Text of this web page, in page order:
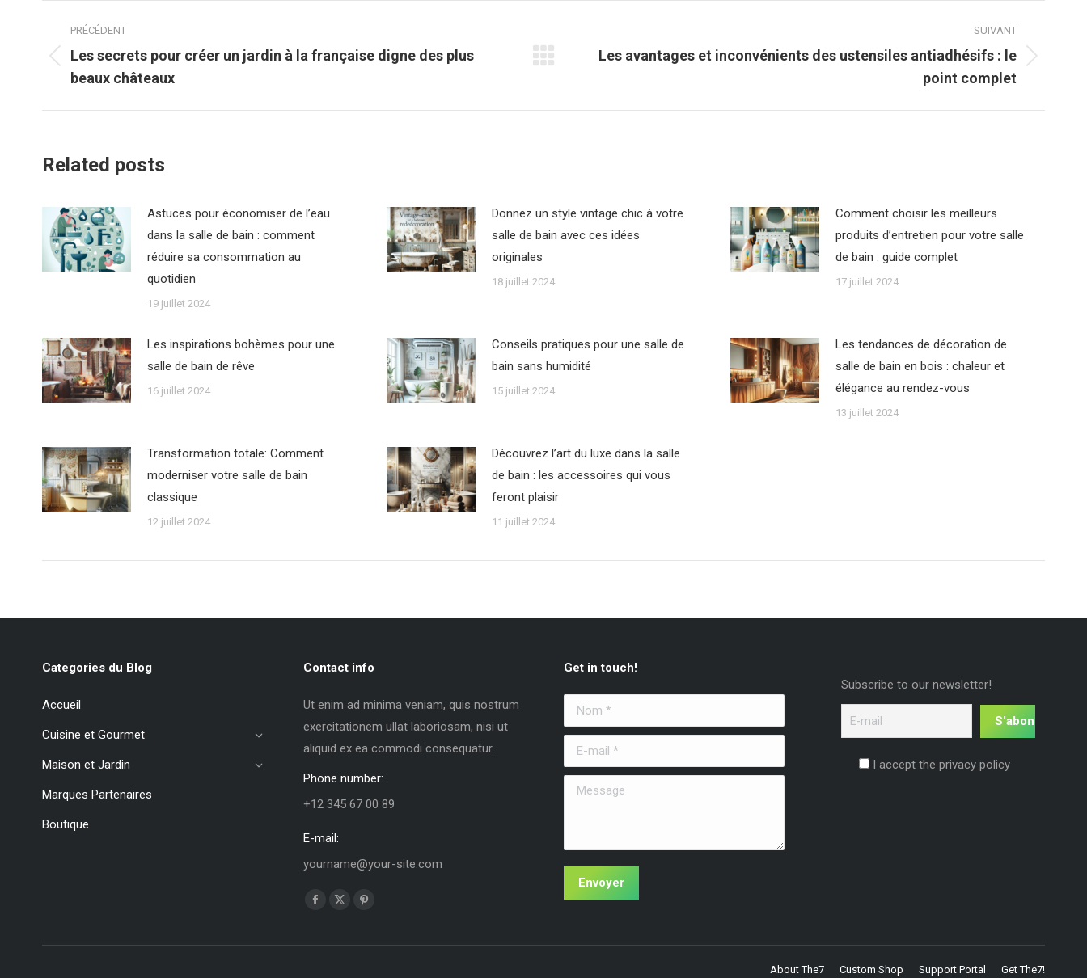
Navigation
article
PRÉCÉDENT
Article
précédent
:
Les secrets pour créer un jardin à la française digne des plus
beaux châteaux
SUIVANT
Article
:
Les avantages et inconvénients des ustensiles antiadhésifs : le
point complet
Related posts
Astuces pour économiser de l’eau
dans la salle de bain : comment
réduire sa consommation au
quotidien
19 juillet 2024
Donnez un style vintage chic à votre
salle de bain avec ces idées
originales
18 juillet 2024
Comment choisir les meilleurs
produits d’entretien pour votre salle
de bain : guide complet
17 juillet 2024
Les inspirations bohèmes pour une
salle de bain de rêve
16 juillet 2024
Conseils pratiques pour une salle de
bain sans humidité
15 juillet 2024
Les tendances de décoration de
salle de bain en bois : chaleur et
élégance au rendez-vous
13 juillet 2024
Transformation totale: Comment
moderniser votre salle de bain
classique
12 juillet 2024
Découvrez l’art du luxe dans la salle
de bain : les accessoires qui vous
feront plaisir
11 juillet 2024
Categories du Blog
Accueil
Cuisine et Gourmet
Maison et Jardin
Marques Partenaires
Boutique
Contact info
Ut enim ad minima veniam, quis nostrum
exercitationem ullat laboriosam, nisi ut
aliquid ex ea commodi consequatur.
Phone number:
+12 345 67 00 89
E-mail:
yourname@your-site.com
Trouvez nous sur :
La
La
La
Get in touch!
Nom *
E-mail *
Message
Envoyer
Subscribe to our newsletter!
I accept the privacy policy
About The7 Custom Shop Support Portal Get The7!